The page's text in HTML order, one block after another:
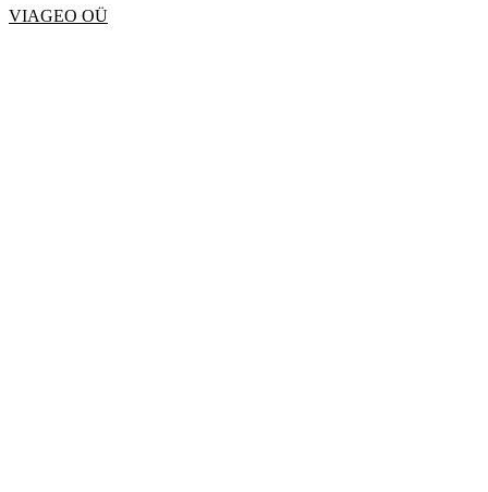
VIAGEO OÜ